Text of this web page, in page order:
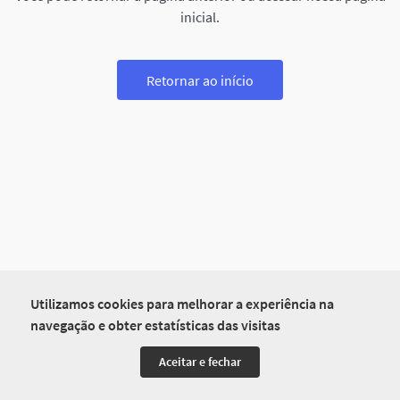
Utilizamos cookies para melhorar a experiência na
navegação e obter estatísticas das visitas
Aceitar e fechar
inicial.
Retornar ao início